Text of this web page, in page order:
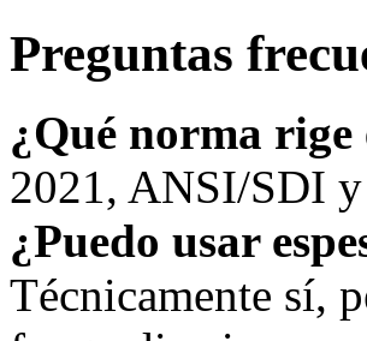
Preguntas
¿Qué norma rige
2021, ANSI/SDI
¿Puedo usar
Técnicamente sí,